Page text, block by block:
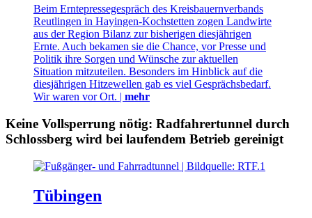
Beim Erntepressegespräch des Kreisbauernverbands
Reutlingen in Hayingen-Kochstetten zogen Landwirte
aus der Region Bilanz zur bisherigen diesjährigen
Ernte. Auch bekamen sie die Chance, vor Presse und
Politik ihre Sorgen und Wünsche zur aktuellen
Situation mitzuteilen. Besonders im Hinblick auf die
diesjährigen Hitzewellen gab es viel Gesprächsbedarf.
Wir waren vor Ort. | mehr
Keine Vollsperrung nötig: Radfahrertunnel durch
Schlossberg wird bei laufendem Betrieb gereinigt
Tübingen